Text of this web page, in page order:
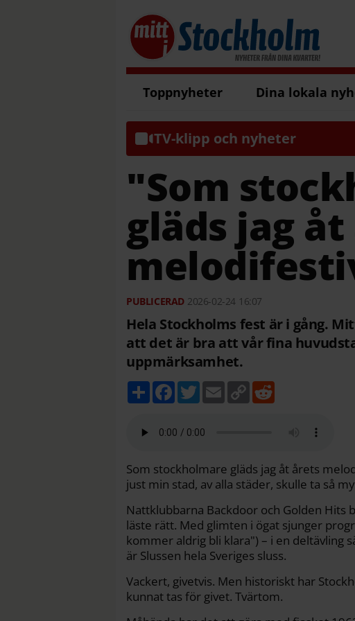
Toppnyheter Dina lokala
TV-klipp och nyheter
"Som
gläds jag
2026-02-24 16:07
Hela Stockholms fest är i gång.
att det är bra att vår fina
uppmärksamhet.
D
e
F
b
k
T
w
t
E
m
C
o
k
Som stockholmare gläds jag åt årets
just min stad, av alla städer, skulle ta så
Nattklubbarna Backdoor och Golden Hits
läste rätt. Med glimten i ögat sjunger
kommer aldrig bli klara") – i en deltävling
är Slussen hela Sveriges sluss.
Vackert, givetvis. Men historiskt har
kunnat tas för givet. Tvärtom.